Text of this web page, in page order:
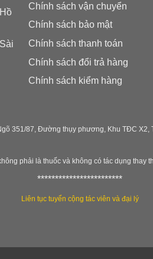
Chính sách vận chuyển
Chính sách bảo mật
Chính sách thanh toán
Chính sách đổi trả hàng
Chính sách kiểm hàng
351/87, Đường thụy phương, Khu TĐC
phải là thuốc và không có tác dụng thay
************************
Liên tục tuyển cộng tác viên và đại lý